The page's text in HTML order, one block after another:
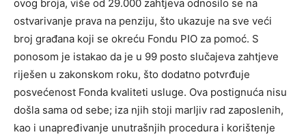
ovog broja, više od 29.000 zahtjeva odnosilo se na
ostvarivanje prava na penziju, što ukazuje na sve veći
broj građana koji se okreću Fondu PIO za pomoć. S
ponosom je istakao da je u 99 posto slučajeva zahtjeve
riješen u zakonskom roku, što dodatno potvrđuje
posvećenost Fonda kvaliteti usluge. Ova postignuća nisu
došla sama od sebe; iza njih stoji marljiv rad zaposlenih,
kao i unapređivanje unutrašnjih procedura i korištenje